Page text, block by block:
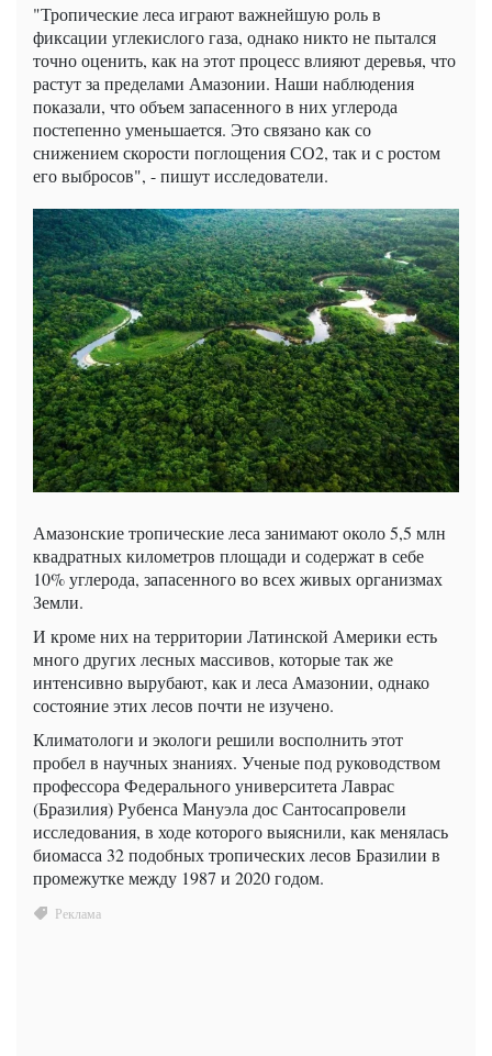
"Тропические леса играют важнейшую роль в
фиксации углекислого газа, однако никто не пытался
точно оценить, как на этот процесс влияют деревья, что
растут за пределами Амазонии. Наши наблюдения
показали, что объем запасенного в них углерода
постепенно уменьшается. Это связано как со
снижением скорости поглощения СО2, так и с ростом
его выбросов", - пишут исследователи.
Амазонские тропические леса занимают около 5,5 млн
квадратных километров площади и содержат в себе
10% углерода, запасенного во всех живых организмах
Земли.
И кроме них на территории Латинской Америки есть
много других лесных массивов, которые так же
интенсивно вырубают, как и леса Амазонии, однако
состояние этих лесов почти не изучено.
Климатологи и экологи решили восполнить этот
пробел в научных знаниях. Ученыепод руководством
профессора Федерального университета Лаврас
(Бразилия) Рубенса Мануэла дос Сантосапровели
исследования, в ходе котороговыяснили, как менялась
биомасса 32 подобных тропических лесов Бразилии в
промежутке между 1987 и 2020 годом.